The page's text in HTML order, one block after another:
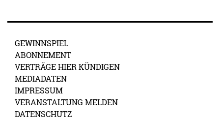
GEWINNSPIEL
ABONNEMENT
VERTRÄGE HIER KÜNDIGEN
MEDIADATEN
IMPRESSUM
VERANSTALTUNG MELDEN
DATENSCHUTZ